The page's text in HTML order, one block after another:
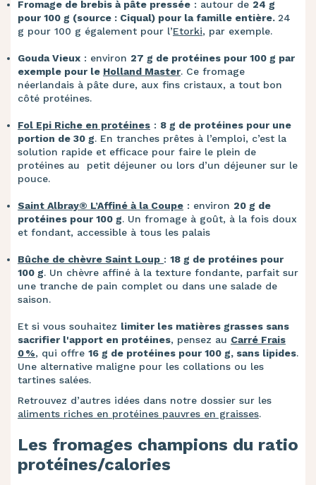
Fromage de brebis à pâte pressée : autour de 24 g
pour 100 g (source : Ciqual) pour la famille entière. 24
g pour 100 g également pour l’Etorki, par exemple.
Gouda Vieux : environ 27 g de protéines pour 100 g par
exemple pour le Holland Master. Ce fromage
néerlandais à pâte dure, aux fins cristaux, a tout bon
côté protéines.
Fol Epi Riche en protéines : 8 g de protéines pour une
portion de 30 g. En tranches prêtes à l’emploi, c’est la
solution rapide et efficace pour faire le plein de
protéines au petit déjeuner ou lors d’un déjeuner sur le
pouce.
Saint Albray® L’Affiné à la Coupe : environ 20 g de
protéines pour 100 g. Un fromage à goût, à la fois doux
et fondant, accessible à tous les palais
Bûche de chèvre Saint Loup : 18 g de protéines pour
100 g. Un chèvre affiné à la texture fondante, parfait sur
une tranche de pain complet ou dans une salade de
saison.
Et si vous souhaitez limiter les matières grasses sans
sacrifier l'apport en protéines, pensez au Carré Frais
0 %, qui offre 16 g de protéines pour 100 g, sans lipides.
Une alternative maligne pour les collations ou les
tartines salées.
Retrouvez d’autres idées dans notre dossier sur les
aliments riches en protéines pauvres en graisses.
Les fromages champions du ratio
protéines/calories